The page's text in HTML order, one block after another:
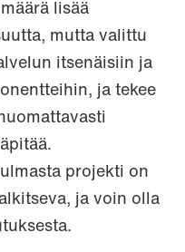
lisää
mutta valittu
itsenäisiin ja
ja tekee
projekti on
ja voin olla